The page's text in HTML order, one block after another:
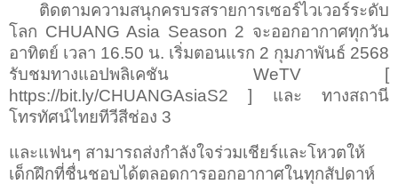
ติดตามความสนุกครบรสรายการเซอร์ไวเวอร์ระดับ
โลก CHUANG Asia Season 2 จะออกอากาศทุกวัน
อาทิตย์ เวลา 16.50 น. เริ่มตอนแรก 2 กุมภาพันธ์ 2568
รับชมทางแอปพลิเคชัน WeTV [
https://bit.ly/CHUANGAsiaS2 ] และ ทางสถานี
โทรทัศน์ไทยทีวีสีช่อง 3
และแฟนๆ สามารถส่งกำลังใจร่วมเชียร์และโหวตให้
เด็กฝึกที่ชื่นชอบได้ตลอดการออกอากาศในทุกสัปดาห์